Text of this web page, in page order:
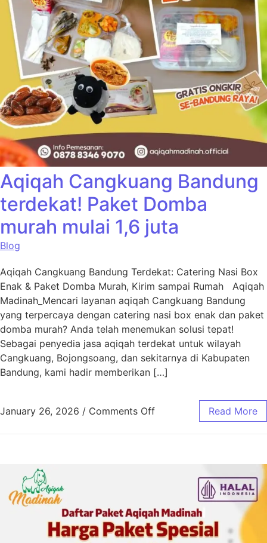
Aqiqah Cangkuang Bandung
terdekat! Paket Domba
murah mulai 1,6 juta
Blog
Aqiqah Cangkuang Bandung Terdekat: Catering Nasi Box
Enak & Paket Domba Murah, Kirim sampai Rumah Aqiqah
Madinah_Mencari layanan aqiqah Cangkuang Bandung
yang terpercaya dengan catering nasi box enak dan paket
domba murah? Anda telah menemukan solusi tepat!
Sebagai penyedia jasa aqiqah terdekat untuk wilayah
Cangkuang, Bojongsoang, dan sekitarnya di Kabupaten
Bandung, kami hadir memberikan […]
January 26, 2026 / Comments Off Read More